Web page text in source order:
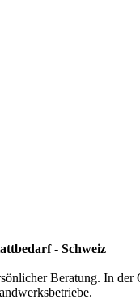
- Schweiz
Beratung. In